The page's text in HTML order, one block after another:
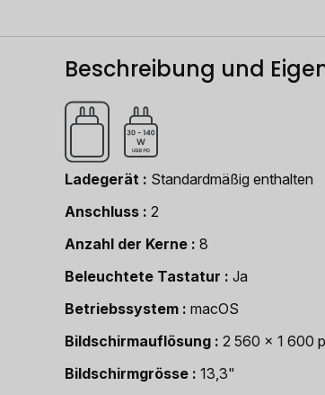
Beschreibung und
Ladegerät
Standardmäßig enthalten
Anschluss
2
Anzahl der Kerne
8
Beleuchtete Tastatur
Ja
Betriebssystem
macOS
Bildschirmauflösung
2 560 x 1 600
Bildschirmgrösse
13,3"